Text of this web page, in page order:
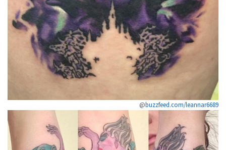
@buzzfeed.com/leannar6689